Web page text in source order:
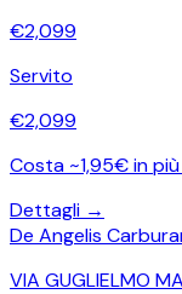
€2,099
Servito
€2,099
Costa ~1,95€ in
Dettagli →
De Angelis
VIA GUGLIELMO